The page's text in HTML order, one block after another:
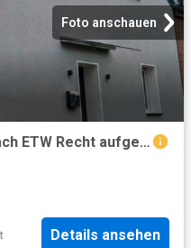
Foto anschauen
Schönes Haus mit Garten nach ETW Recht aufgeteilt zu verkaufen
Details ansehen